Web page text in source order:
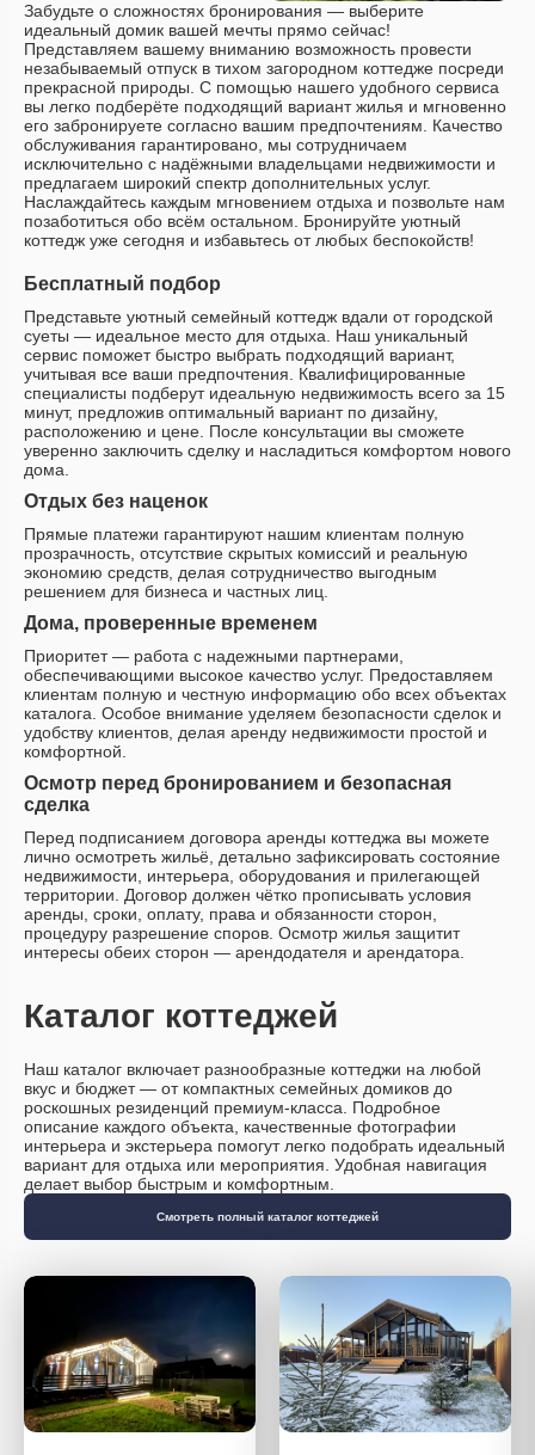
Забудьте о сложностях бронирования — выберите
идеальный домик вашей мечты прямо сейчас!
Представляем вашему вниманию возможность провести
незабываемый отпуск в тихом загородном коттедже посреди
прекрасной природы. С помощью нашего удобного сервиса
вы легко подберёте подходящий вариант жилья и мгновенно
его забронируете согласно вашим предпочтениям. Качество
обслуживания гарантировано, мы сотрудничаем
исключительно с надёжными владельцами недвижимости и
предлагаем широкий спектр дополнительных услуг.
Наслаждайтесь каждым мгновением отдыха и позвольте нам
позаботиться обо всём остальном. Бронируйте уютный
коттедж уже сегодня и избавьтесь от любых беспокойств!
Бесплатный подбор
Представьте уютный семейный коттедж вдали от городской
суеты — идеальное место для отдыха. Наш уникальный
сервис поможет быстро выбрать подходящий вариант,
учитывая все ваши предпочтения. Квалифицированные
специалисты подберут идеальную недвижимость всего за 15
минут, предложив оптимальный вариант по дизайну,
расположению и цене. После консультации вы сможете
уверенно заключить сделку и насладиться комфортом нового
дома.
Отдых без наценок
Прямые платежи гарантируют нашим клиентам полную
прозрачность, отсутствие скрытых комиссий и реальную
экономию средств, делая сотрудничество выгодным
решением для бизнеса и частных лиц.
Дома, проверенные временем
Приоритет — работа с надежными партнерами,
обеспечивающими высокое качество услуг. Предоставляем
клиентам полную и честную информацию обо всех объектах
каталога. Особое внимание уделяем безопасности сделок и
удобству клиентов, делая аренду недвижимости простой и
комфортной.
Осмотр перед бронированием и безопасная
сделка
Перед подписанием договора аренды коттеджа вы можете
лично осмотреть жильё, детально зафиксировать состояние
недвижимости, интерьера, оборудования и прилегающей
территории. Договор должен чётко прописывать условия
аренды, сроки, оплату, права и обязанности сторон,
процедуру разрешение споров. Осмотр жилья защитит
интересы обеих сторон — арендодателя и арендатора.
Каталог коттеджей
Наш каталог включает разнообразные коттеджи на любой
вкус и бюджет — от компактных семейных домиков до
роскошных резиденций премиум-класса. Подробное
описание каждого объекта, качественные фотографии
интерьера и экстерьера помогут легко подобрать идеальный
вариант для отдыха или мероприятия. Удобная навигация
делает выбор быстрым и комфортным.
Смотреть полный каталог коттеджей